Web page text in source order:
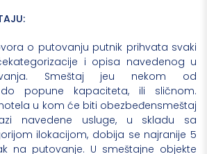
o putovanju putnik prihvata svaki
i opisa navedenog u
Smeštaj jeu nekom od
do popune kapaciteta, ili sličnom.
u kom će biti obezbeđensmeštaj
navedene usluge, u skladu sa
ilokacijom, dobija se najranije 5
na putovanje. U smeštajne objekte